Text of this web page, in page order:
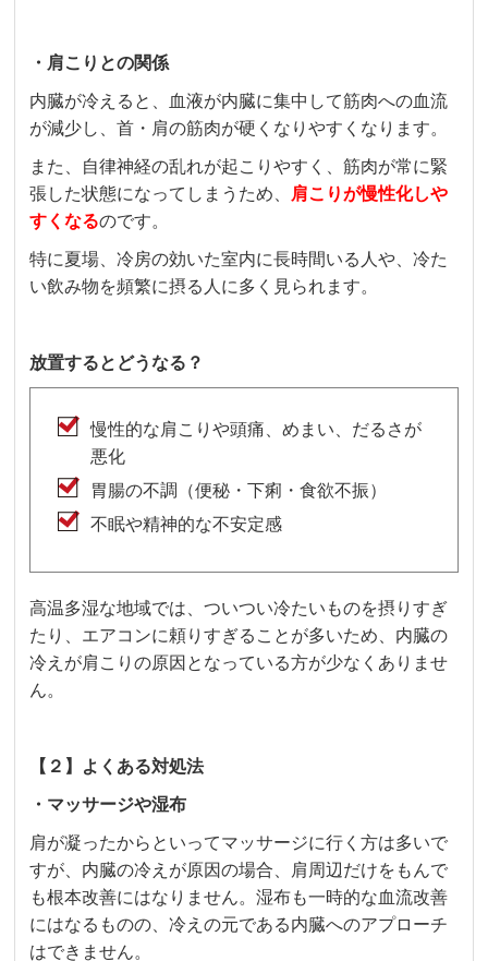
・肩こりとの関係
内臓が冷えると、血液が内臓に集中して筋肉への血流
が減少し、首・肩の筋肉が硬くなりやすくなります。
また、自律神経の乱れが起こりやすく、筋肉が常に緊
張した状態になってしまうため、
肩こりが慢性化しや
すくなるのです。
特に夏場、冷房の効いた室内に長時間いる人や、冷た
い飲み物を頻繁に摂る人に多く見られます。
放置するとどうなる？
慢性的な肩こりや頭痛、めまい、だるさが
悪化
胃腸の不調（便秘・下痢・食欲不振）
不眠や精神的な不安定感
高温多湿な地域では、ついつい冷たいものを摂りすぎ
たり、エアコンに頼りすぎることが多いため、内臓の
冷えが肩こりの原因となっている方が少なくありませ
ん。
【２】よくある対処法
・マッサージや湿布
肩が凝ったからといってマッサージに行く方は多いで
すが、内臓の冷えが原因の場合、肩周辺だけをもんで
も根本改善にはなりません。湿布も一時的な血流改善
にはなるものの、冷えの元である内臓へのアプローチ
はできません。